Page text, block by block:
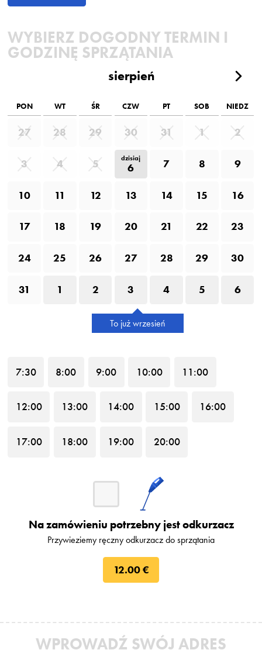
WYBIERZ DOGODNY TERMIN I
GODZINĘ SPRZĄTANIA
sierpień
PON WT ŚR CZW PT SOB NIEDZ
27 28 29 30 31 1 2
3 4 5 dzisiaj
6 7 8 9
10 11 12 13 14 15 16
17 18 19 20 21 22 23
24 25 26 27 28 29 30
31 1 2 3 4 5 6
To już wrzesień
7:30 8:00 9:00 10:00 11:00
12:00 13:00 14:00 15:00 16:00
17:00 18:00 19:00 20:00
Na zamówieniu potrzebny jest odkurzacz
Przywieziemy ręczny odkurzacz do sprzątania
12.00 €
WPROWADŹ SWÓJ ADRES